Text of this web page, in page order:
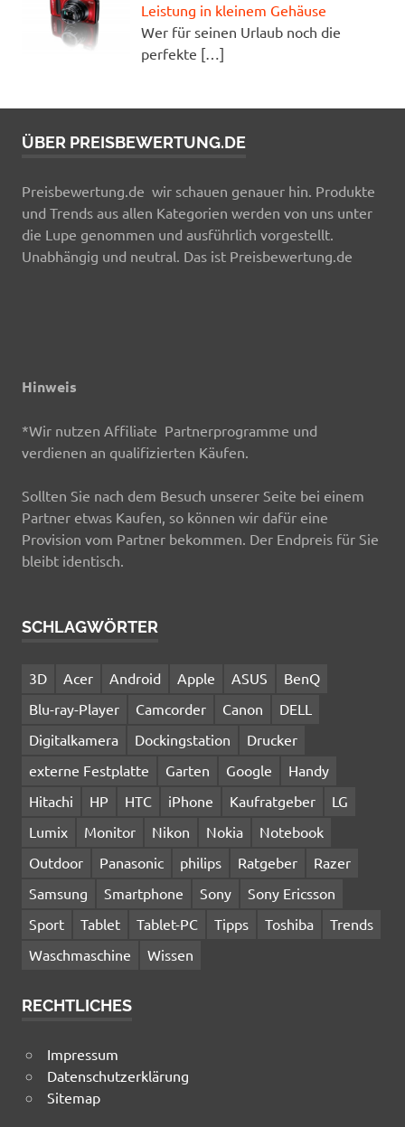
Leistung in kleinem Gehäuse
Wer für seinen Urlaub noch die
perfekte […]
ÜBER PREISBEWERTUNG.DE
Preisbewertung.de wir schauen genauer hin. Produkte
und Trends aus allen Kategorien werden von uns unter
die Lupe genommen und ausführlich vorgestellt.
Unabhängig und neutral. Das ist Preisbewertung.de
Hinweis
*Wir nutzen Affiliate Partnerprogramme und
verdienen an qualifizierten Käufen.
Sollten Sie nach dem Besuch unserer Seite bei einem
Partner etwas Kaufen, so können wir dafür eine
Provision vom Partner bekommen. Der Endpreis für Sie
bleibt identisch.
SCHLAGWÖRTER
3D Acer Android Apple ASUS
BenQ
Blu-ray-Player
Camcorder Canon
DELL
Digitalkamera
Dockingstation
Drucker
externe Festplatte
Garten Google
Handy
Hitachi
HP HTC iPhone Kaufratgeber
LG
Lumix
Monitor Nikon Nokia
Notebook
Outdoor
Panasonic philips Ratgeber
Razer
Samsung
Smartphone Sony
Sony Ericsson
Sport
Tablet Tablet-PC Tipps Toshiba
Trends
Waschmaschine
Wissen
RECHTLICHES
Impressum
Datenschutzerklärung
Sitemap